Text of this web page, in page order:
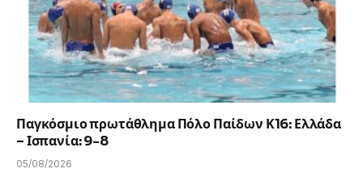
Παγκόσμιο πρωτάθλημα Πόλο Παίδων Κ16: Ελλάδα
– Ισπανία: 9-8
05/08/2026